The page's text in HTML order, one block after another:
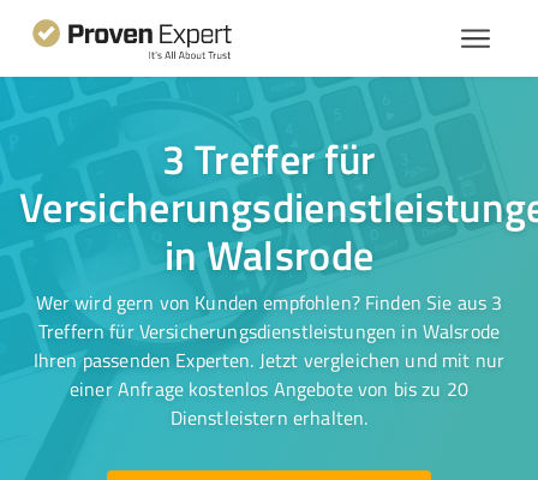
3 Treffer für
in Walsrode
Wer wird gern von Kunden empfohlen? Finden Sie aus 3
Treffern für Versicherungsdienstleistungen in Walsrode
Ihren passenden Experten. Jetzt vergleichen und mit nur
einer Anfrage kostenlos Angebote von bis zu 20
Dienstleistern erhalten.